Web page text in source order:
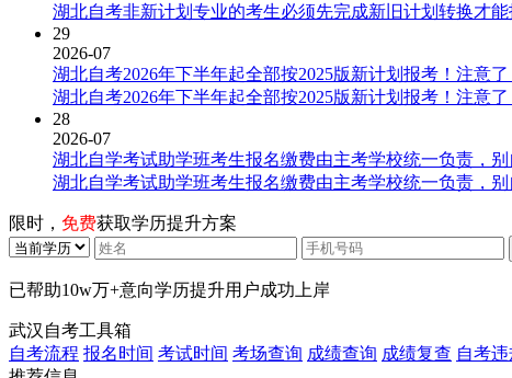
湖北自考非新计划专业的考生必须先完成新旧计划转换才能
29
2026-07
湖北自考2026年下半年起全部按2025版新计划报考！注意了
湖北自考2026年下半年起全部按2025版新计划报考！注意了
28
2026-07
湖北自学考试助学班考生报名缴费由主考学校统一负责，别
湖北自学考试助学班考生报名缴费由主考学校统一负责，别
限时， 免费获取学历提升方案
已帮助10w万+意向学历提升用户成功上岸
武汉自考工具箱
自考流程 报名时间 考试时间 考场查询 成绩查询 成绩复查 自考